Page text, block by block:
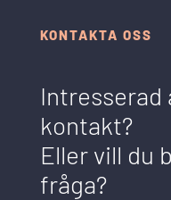
KONTAKTA OSS
Intresserad
kontakt?
Eller vill du
fråga?